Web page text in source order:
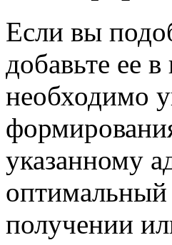
Если вы
добавьте ее
необходимо
указанному
получении